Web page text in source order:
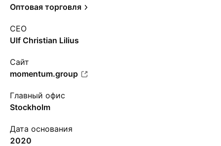
Оптовая торговля
CEO
Ulf Christian Lilius
Сайт
momentum.group
Главный офис
Stockholm
Дата основания
2020